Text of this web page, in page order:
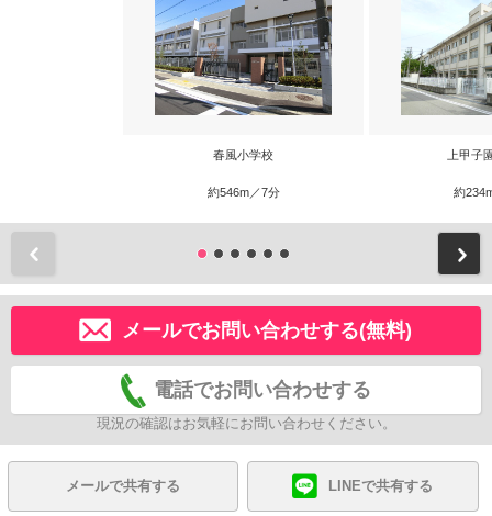
春風小学校
約546m／7分
上甲子
約
メールでお問い合わせする(無料)
電話でお問い合わせする
現況の確認はお気軽にお問い合わせください。
メールで共有する LINEで共有する